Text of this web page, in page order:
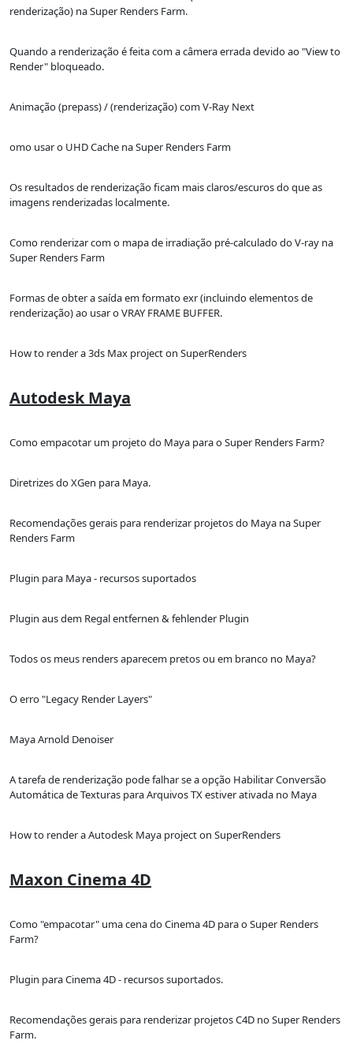
renderização) na Super Renders Farm.
Quando a renderização é feita com a câmera errada devido ao "View to
Render" bloqueado.
Animação (prepass) / (renderização) com V-Ray Next
omo usar o UHD Cache na Super Renders Farm
Os resultados de renderização ficam mais claros/escuros do que as
imagens renderizadas localmente.
Como renderizar com o mapa de irradiação pré-calculado do V-ray na
Super Renders Farm
Formas de obter a saída em formato exr (incluindo elementos de
renderização) ao usar o VRAY FRAME BUFFER.
How to render a 3ds Max project on SuperRenders
Autodesk Maya
Como empacotar um projeto do Maya para o Super Renders Farm?
Diretrizes do XGen para Maya.
Recomendações gerais para renderizar projetos do Maya na Super
Renders Farm
Plugin para Maya - recursos suportados
Plugin aus dem Regal entfernen & fehlender Plugin
Todos os meus renders aparecem pretos ou em branco no Maya?
O erro "Legacy Render Layers"
Maya Arnold Denoiser
A tarefa de renderização pode falhar se a opção Habilitar Conversão
Automática de Texturas para Arquivos TX estiver ativada no Maya
How to render a Autodesk Maya project on SuperRenders
Maxon Cinema 4D
Como "empacotar" uma cena do Cinema 4D para o Super Renders
Farm?
Plugin para Cinema 4D - recursos suportados.
Recomendações gerais para renderizar projetos C4D no Super Renders
Farm.